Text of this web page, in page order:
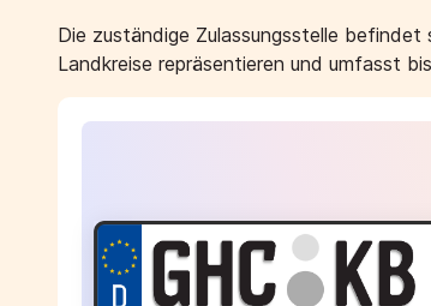
Die zuständige Zulassungsstelle
Landkreise repräsentieren und umfasst